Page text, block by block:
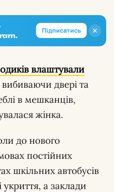
✕
Підписатись
влаштували
вибиваючи двері та
в мешканців,
жінка.
до нового
постійних
шкільних автобусів
а заклади